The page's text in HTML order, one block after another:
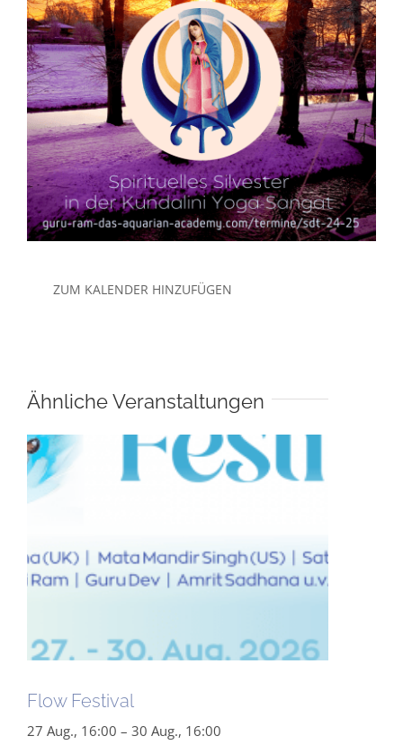
ZUM KALENDER HINZUFÜGEN
Ähnliche Veranstaltungen
Flow Festival
27 Aug., 16:00 – 30 Aug., 16:00